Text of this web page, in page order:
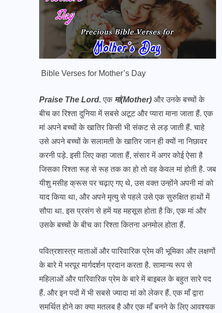
Bible Verses for Mother’s Day
Praise The Lord. एक मां(Mother) और उनके बच्चों के
बीच का रिश्ता दुनिया में सबसे अटूट और प्यारा माना जाता हैं. एक
मां अपने बच्चों के खातिर किसी भी संकट से लड़ जाती हैं. चाहे
उसे अपने बच्चों के सलामती के खातिर जान ही क्यों ना निछावर
करनी पड़े. इसी लिए कहा जाता हैं, संसार में अगर कोई ऐसा है
जिसका रिश्ता रूह से रूह तक का हो तो वह केवल मां होती है. जब
यीशु मसीह क्रूस पर चढ़ाए गए थे, उस वक्त उन्होंने अपनी मां को
याद किया था, और अपने मृत्यु से पहले उसे एक सुरुक्षित हाथों में
सौपा था. इस प्रसंग से हमें यह महसूस होता है कि, एक मां और
उसके बच्चों के बीच का रिश्ता कितना अनमोल होता हैं.
पवित्रशास्त्र माताओं और पारिवारिक प्रेम की भूमिका और लक्षणों
के बारे में भरपूर मार्गदर्शन प्रदान करता है. सामान्य रूप से
महिलाओं और पारिवारिक प्रेम के बारे में बाइबल के बहुत सारे पद
हैं. और इन पदों में भी सबसे ज्यादा मां को लेकर हैं. एक माँ द्वारा
समर्थित होने का क्या मतलब है और एक माँ बनने के लिए आवश्यक